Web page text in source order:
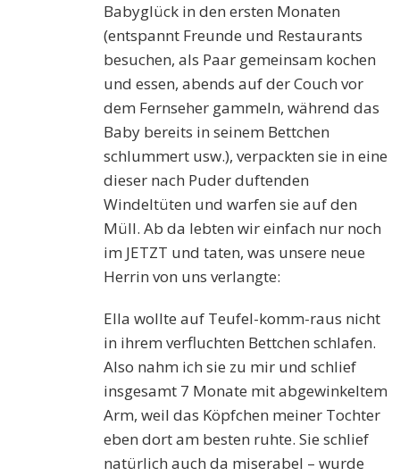
Babyglück in den ersten Monaten
(entspannt Freunde und Restaurants
besuchen, als Paar gemeinsam kochen
und essen, abends auf der Couch vor
dem Fernseher gammeln, während das
Baby bereits in seinem Bettchen
schlummert usw.), verpackten sie in eine
dieser nach Puder duftenden
Windeltüten und warfen sie auf den
Müll. Ab da lebten wir einfach nur noch
im JETZT und taten, was unsere neue
Herrin von uns verlangte:
Ella wollte auf Teufel-komm-raus nicht
in ihrem verfluchten Bettchen schlafen.
Also nahm ich sie zu mir und schlief
insgesamt 7 Monate mit abgewinkeltem
Arm, weil das Köpfchen meiner Tochter
eben dort am besten ruhte. Sie schlief
natürlich auch da miserabel – wurde